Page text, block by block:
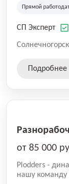
работаем на
зданий из
гибридно-
Прямой
СП Эксперт
Подробнее
от 85 000
Plodders -
нашу команду